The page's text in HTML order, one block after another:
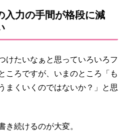
入力の手間が格段に減
けたいなぁと思っていろいろフ
ころですが、いまのところ「も
まくいくのではないか？」と思
き続けるのが大変。